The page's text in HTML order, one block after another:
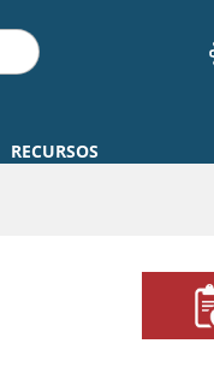
RECURSOS